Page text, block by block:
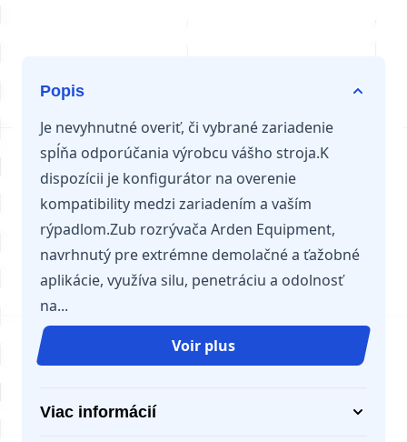
Popis
Je nevyhnutné overiť, či vybrané zariadenie
spĺňa odporúčania výrobcu vášho stroja.K
dispozícii je konfigurátor na overenie
kompatibility medzi zariadením a vaším
rýpadlom.Zub rozrývača Arden Equipment,
navrhnutý pre extrémne demolačné a ťažobné
aplikácie, využíva silu, penetráciu a odolnosť
na...
Voir plus
Viac informácií